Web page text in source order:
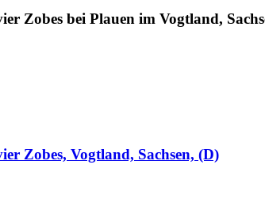
Zobes bei Plauen im Vogtland,
Zobes, Vogtland, Sachsen, (D)